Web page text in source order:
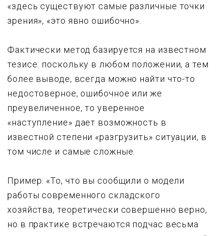
«здесь существуют самые различные точки
зрения», «это явно ошибочно».
Фактически метод базируется на известном
тезисе: поскольку в любом положении, а тем
более выводе, всегда можно найти что-то
недостоверное, ошибочное или же
преувеличенное, то уверенное
«наступление» дает возможность в
известной степени «разгрузить» ситуации, в
том числе и самые сложные.
Пример: «То, что вы сообщили о модели
работы современного складского
хозяйства, теоретически совершенно верно,
но в практике встречаются подчас весьма